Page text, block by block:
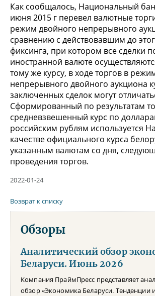
Как сообщалось, Национальный
июня 2015 г перевел валютные
режим двойного непрерывного
сравнению с действовавшим до
фиксинга, при котором все сделки
иностранной валюте
тому же курсу, в ходе торгов в
непрерывного двойного аукциона
заключенных сделок могут
Сформированный по результатам
средневзвешенный курс по
российским рублям используется
качестве официального курса
указанным валютам со дня,
проведения торгов.
2022-01-24
Возврат к списку
Обзоры
Аналитический обзор
Беларуси. Июнь 2026
Компания ПраймПресс представляет
обзор «Экономика Беларуси. Тенденции